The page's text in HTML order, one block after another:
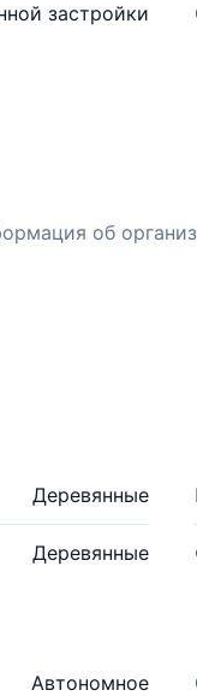
застройки
об
Деревянные
Деревянные
Автономное